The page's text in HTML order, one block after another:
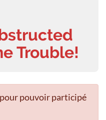
Trouble!
pouvoir participé